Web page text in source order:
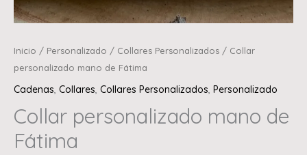
Inicio / Personalizado / Collares Personalizados / Collar
personalizado mano de Fátima
Cadenas, Collares, Collares Personalizados, Personalizado
Collar personalizado mano de
Fátima